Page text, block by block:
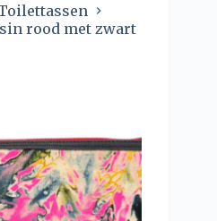
rood met zwart